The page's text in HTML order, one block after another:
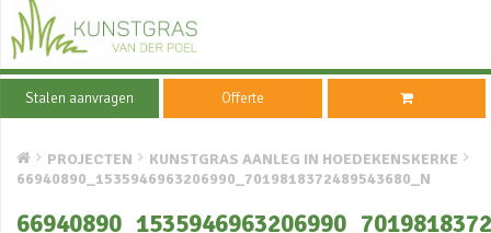
Stalen aanvragen Offerte
PROJECTEN
KUNSTGRAS AANLEG IN HOEDEKENSKERKE
66940890_1535946963206990_7019818372489543680_N